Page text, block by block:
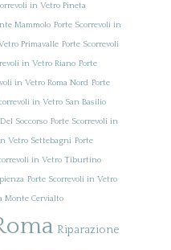
in Vetro Pineta
Mammolo Porte Scorrevoli in
Primavalle Porte Scorrevoli
in Vetro Riano Porte
in Vetro Roma Nord Porte
in Vetro San Basilio
Soccorso Porte Scorrevoli in
Vetro Settebagni Porte
in Vetro Tiburtino
Porte Scorrevoli in Vetro
Monte Cervialto
Riparazione